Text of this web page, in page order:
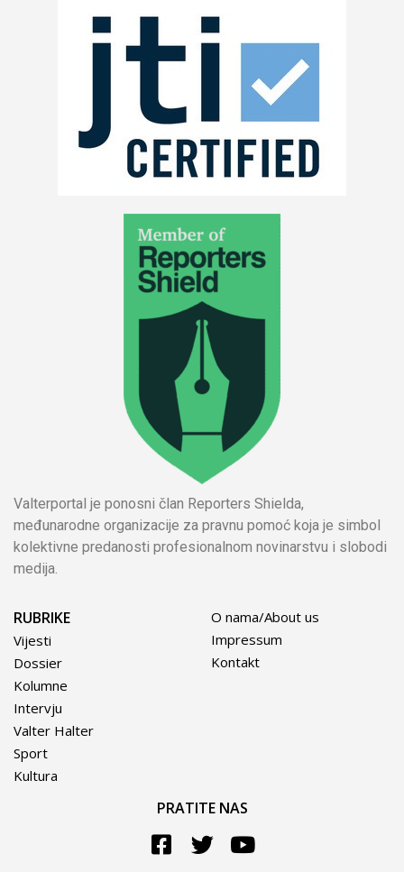
Valterportal je ponosni član Reporters Shielda,
međunarodne organizacije za pravnu pomoć koja je simbol
kolektivne predanosti profesionalnom novinarstvu i slobodi
medija.
RUBRIKE
Vijesti
Dossier
Kolumne
Intervju
Valter Halter
Sport
Kultura
O nama/About us
Impressum
Kontakt
PRATITE NAS